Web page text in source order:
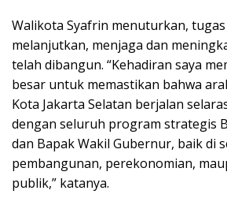
Walikota Syafrin menuturkan,
melanjutkan, menjaga dan
telah dibangun. “Kehadiran saya
besar untuk memastikan bahwa
Kota Jakarta Selatan berjalan
dengan seluruh program strategis
dan Bapak Wakil Gubernur, baik di
pembangunan, perekonomian,
publik,” katanya.